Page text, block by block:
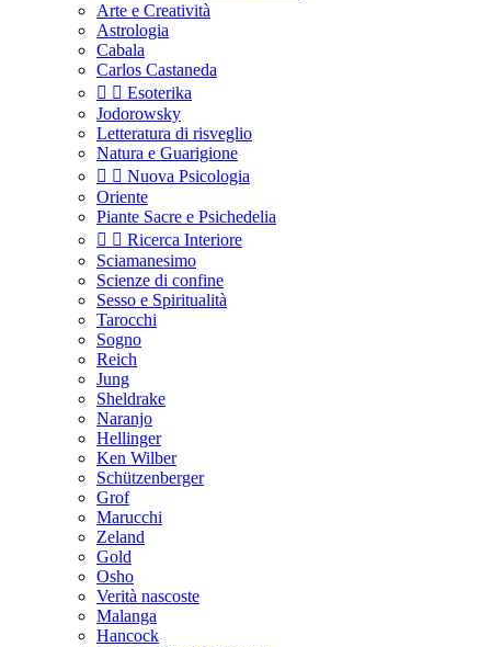
Arte e Creatività
Astrologia
Cabala
Carlos Castaneda
  Esoterika
Jodorowsky
Letteratura di risveglio
Natura e Guarigione
  Nuova Psicologia
Oriente
Piante Sacre e Psichedelia
  Ricerca Interiore
Sciamanesimo
Scienze di confine
Sesso e Spiritualità
Tarocchi
Sogno
Reich
Jung
Sheldrake
Naranjo
Hellinger
Ken Wilber
Schützenberger
Grof
Marucchi
Zeland
Gold
Osho
Verità nascoste
Malanga
Hancock